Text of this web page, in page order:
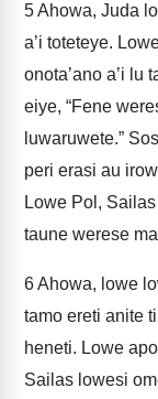
5Ahowa, Juda
a’i toteteye.
onota’ano a’i lu
eiye, “Fene
luwaruwete.”
peri erasi au
Lowe Pol,
taune werese
6Ahowa, lowe
tamo ereti anite
heneti. Lowe
Sailas lowesi